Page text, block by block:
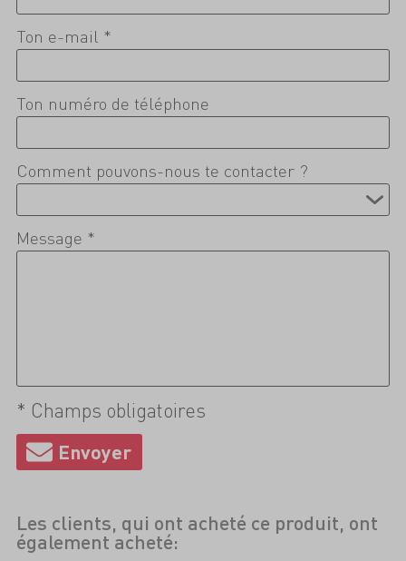
Ton e-mail *
Ton numéro de téléphone
Comment pouvons-nous te contacter ?
Message *
* Champs obligatoires
Les clients, qui ont acheté ce produit, ont
également acheté: